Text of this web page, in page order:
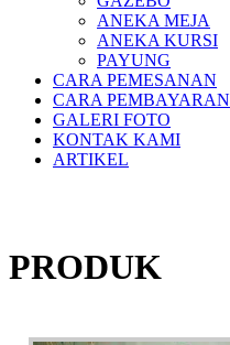
ANEKA MEJA
ANEKA KURSI
PAYUNG
CARA PEMESANAN
CARA PEMBAYARAN
GALERI FOTO
KONTAK KAMI
ARTIKEL
PRODUK